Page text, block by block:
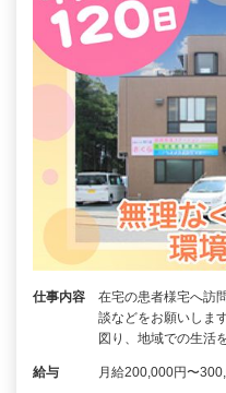
仕事内容
在宅の患者様宅へ訪
談などをお願いしま
図り、地域での生活
給与 月給200,000円〜